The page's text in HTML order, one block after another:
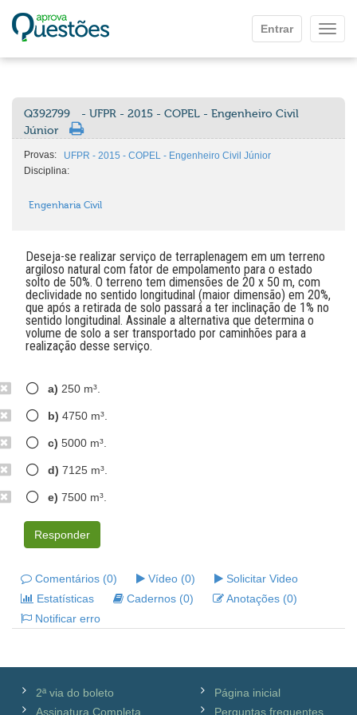
Entrar
Q392799
- UFPR - 2015 - COPEL - Engenheiro Civil
Júnior
Provas:
UFPR - 2015 - COPEL - Engenheiro Civil Júnior
Disciplina:
Engenharia Civil
Deseja-se realizar serviço de terraplenagem em um terreno
argiloso natural com fator de empolamento para o estado
solto de 50%. O terreno tem dimensões de 20 x 50 m, com
declividade no sentido longitudinal (maior dimensão) em 20%,
que após a retirada de solo passará a ter inclinação de 1% no
sentido longitudinal. Assinale a alternativa que determina o
volume de solo a ser transportado por caminhões para a
realização desse serviço.
a) 250 m³.
b) 4750 m³.
c) 5000 m³.
d) 7125 m³.
e) 7500 m³.
Responder
Comentários (0) Vídeo (0)
Solicitar Video
Estatísticas
Cadernos (0)
Anotações (0)
Notificar erro
2ª via do boleto
Assinatura Completa
Página inicial
Perguntas frequentes